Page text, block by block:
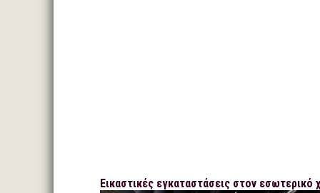
Εικαστικές εγκαταστάσεις στον εσωτερικό